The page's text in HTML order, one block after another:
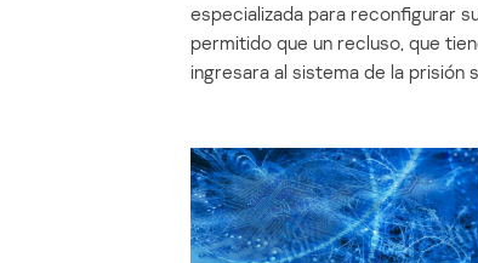
especializada para reconfigurar
permitido que un recluso, que
ingresara al sistema de la prisión